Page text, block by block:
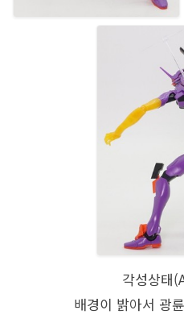
각성상태
배경이 밝아서 광